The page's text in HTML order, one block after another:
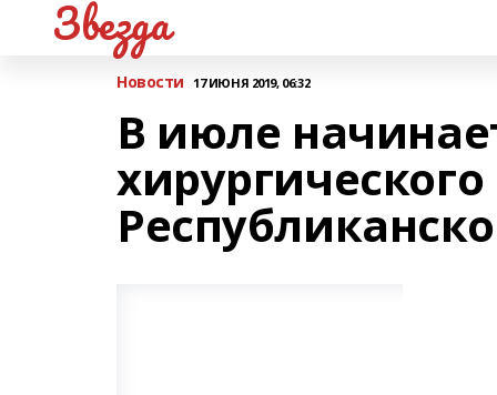
Звезда
Новости 17 ИЮНЯ 2019, 06:32
В июле